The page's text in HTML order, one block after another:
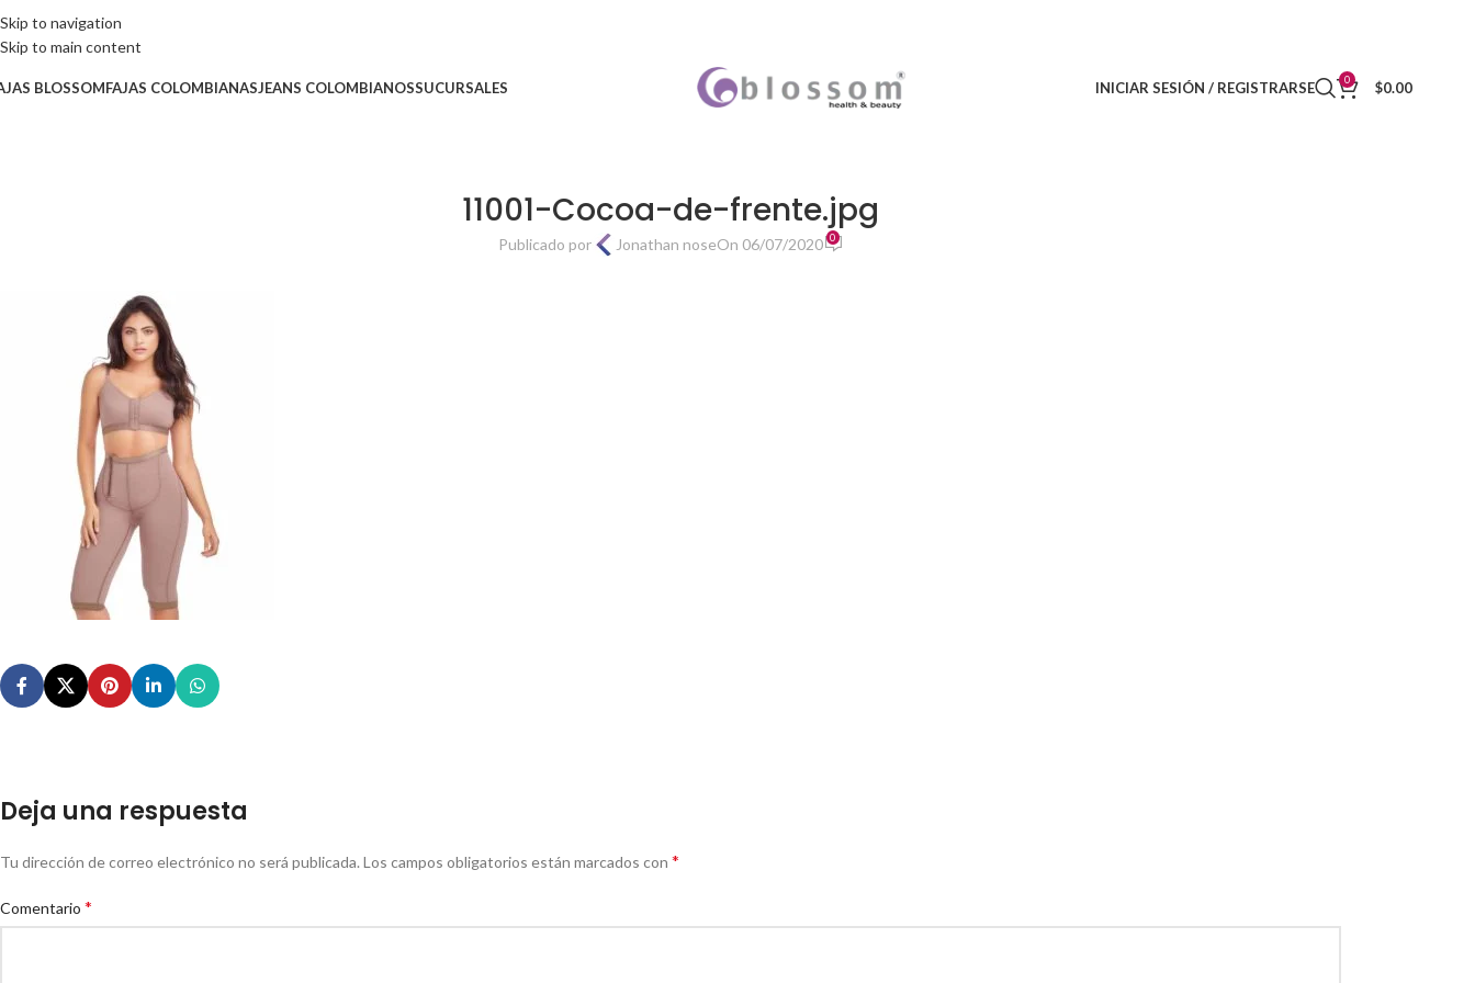
Skip to navigation
Skip to main content
BLOSSOMFAJAS COLOMBIANASJEANS COLOMBIANOSSUCURSALES INICIAR SESIÓN / REGISTRARSE 0 $0.00
11001-Cocoa-de-frente.jpg
Publicado por Jonathan noseOn 06/07/2020 0
Deja una respuesta
Tu dirección de correo electrónico no será publicada. Los campos obligatorios están marcados con *
Comentario *